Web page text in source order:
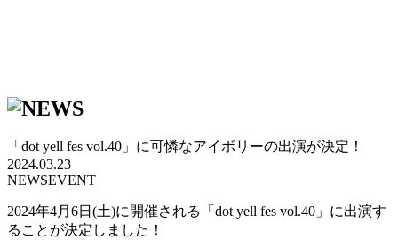
「dot yell fes vol.40」に可憐なアイボリーの出演が決定！
2024.03.23
NEWSEVENT
2024年4月6日(土)に開催される「dot yell fes vol.40」に出演す
ることが決定しました！